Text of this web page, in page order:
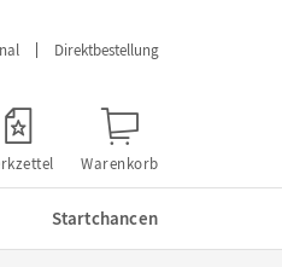
Direktbestellung
Warenkorb
Startchancen